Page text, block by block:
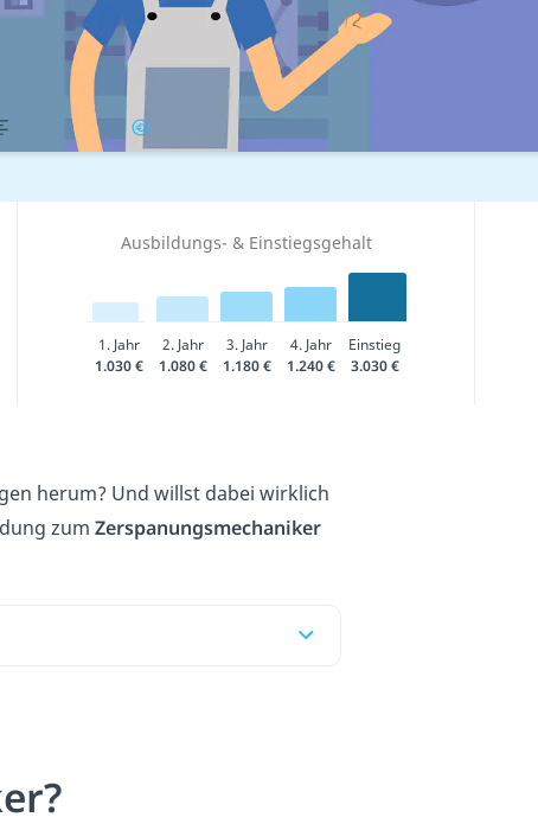
Übersicht
Ausbildungs- & Einstiegsgehalt
1. Jahr 2. Jahr 3. Jahr 4. Jahr
Einstieg
1.030 €
1.080 € 1.180 € 1.240 € 3.030 €
herum? Und willst dabei wirklich
zum Zerspanungsmechaniker